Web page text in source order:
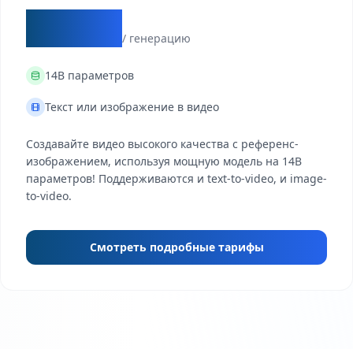
/ генерацию
14B параметров
Текст или изображение в видео
Создавайте видео высокого качества с референс-
изображением, используя мощную модель на 14B
параметров! Поддерживаются и text-to-video, и image-
to-video.
Смотреть подробные тарифы